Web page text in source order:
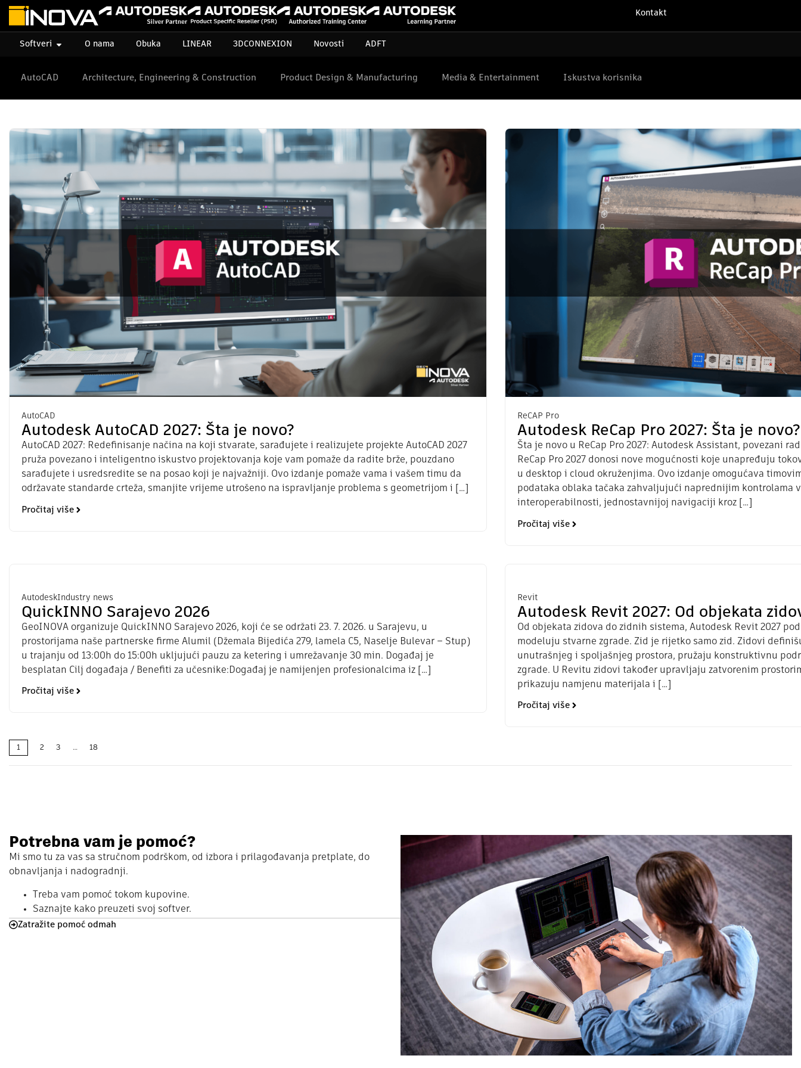
Kontakt
Softveri O nama Obuka LINEAR 3DCONNEXION Novosti ADFT
AutoCAD Architecture, Engineering & Construction Product Design & Manufacturing Media & Entertainment Iskustva korisnika
AutoCAD
Autodesk AutoCAD 2027: Šta je novo?
AutoCAD 2027: Redefinisanje načina na koji stvarate, sarađujete i realizujete projekte AutoCAD 2027
pruža povezano i inteligentno iskustvo projektovanja koje vam pomaže da radite brže, pouzdano
sarađujete i usredsredite se na posao koji je najvažniji. Ovo izdanje pomaže vama i vašem timu da
održavate standarde crteža, smanjite vrijeme utrošeno na ispravljanje problema s geometrijom i […]
Pročitaj više
ReCAP Pro
Autodesk ReCap Pro 2027: Šta je novo?
Šta je novo u ReCap Pro 2027: Autodesk Assistant, povezani
ReCap Pro 2027 donosi nove mogućnosti koje unapređuju
u desktop i cloud okruženjima. Ovo izdanje omogućava
podataka oblaka tačaka zahvaljujući naprednijim kontrolama
interoperabilnosti, jednostavnijoj navigaciji kroz […]
Pročitaj više
AutodeskIndustry news
QuickINNO Sarajevo 2026
GeoINOVA organizuje QuickINNO Sarajevo 2026, koji će se održati 23. 7. 2026. u Sarajevu, u
prostorijama naše partnerske firme Alumil (Džemala Bijedića 279, lamela C5, Naselje Bulevar – Stup)
u trajanju od 13:00h do 15:00h ukljujući pauzu za ketering i umrežavanje 30 min. Događaj je
besplatan Cilj događaja / Benefiti za učesnike:Događaj je namijenjen profesionalcima iz […]
Pročitaj više
Revit
Autodesk Revit 2027: Od objekata
Od objekata zidova do zidnih sistema, Autodesk Revit 2027
modeluju stvarne zgrade. Zid je rijetko samo zid. Zidovi
unutrašnjeg i spoljašnjeg prostora, pružaju konstruktivnu
zgrade. U Revitu zidovi također upravljaju zatvorenim
prikazuju namjenu materijala i […]
Pročitaj više
1 2 3 … 18
Potrebna vam je pomoć?
Mi smo tu za vas sa stručnom podrškom, od izbora i prilagođavanja pretplate, do
obnavljanja i nadogradnji.
Treba vam pomoć tokom kupovine.
Saznajte kako preuzeti svoj softver.
Zatražite pomoć odmah